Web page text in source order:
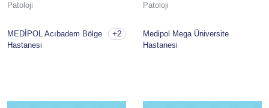
Patoloji
MEDİPOL Acıbadem Bölge
Hastanesi
+2
Patoloji
Medipol Mega Üniversite
Hastanesi